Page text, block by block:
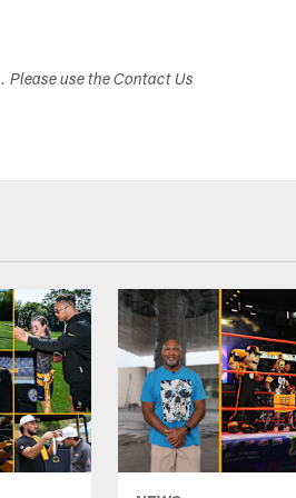
use the Contact Us